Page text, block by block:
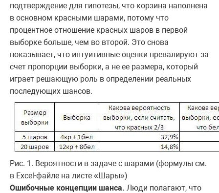
подтверждение для гипотезы, что корзина наполнена
в основном красными шарами, потому что
процентное отношение красных шаров в первой
выборке больше, чем во второй. Это снова
показывает, что интуитивные оценки превалируют за
счет пропорции выборки, а не ее размера, который
играет решающую роль в определении реальных
последующих шансов.
Рис. 1. Вероятности в задаче с шарами (формулы см.
в Excel-файле на листе «Шары»)
Ошибочные концепции шанса. Люди полагают, что